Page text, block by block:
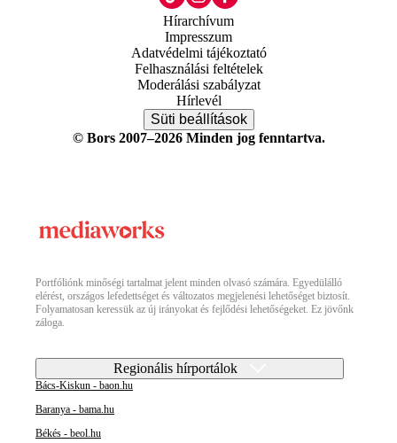
Hírarchívum
Impresszum
Adatvédelmi tájékoztató
Felhasználási feltételek
Moderálási szabályzat
Hírlevél
Süti beállítások
© Bors 2007–2026 Minden jog fenntartva.
Portfóliónk minőségi tartalmat jelent minden olvasó számára. Egyedülálló
elérést, országos lefedettséget és változatos megjelenési lehetőséget biztosít.
Folyamatosan keressük az új irányokat és fejlődési lehetőségeket. Ez jövőnk
záloga.
Regionális hírportálok
Bács-Kiskun - baon.hu
Baranya - bama.hu
Békés - beol.hu